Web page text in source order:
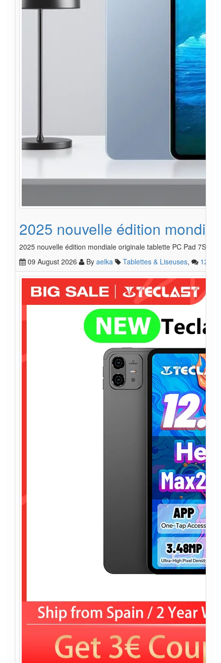
2025 nouvelle édition
2025 nouvelle édition mondiale originale tablette PC Pad 7S
09 August 2026
By aelka Tablettes & Liseuses, 12